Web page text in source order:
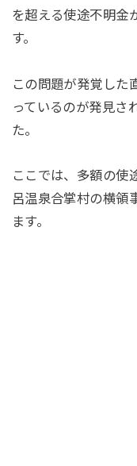
を超える使途不明金
す。
この問題が発覚した
っているのが発見さ
た。
ここでは、多額の使
呂温泉合掌村の横領
ます。